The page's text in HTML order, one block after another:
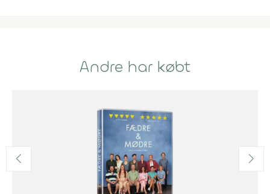
Andre har købt